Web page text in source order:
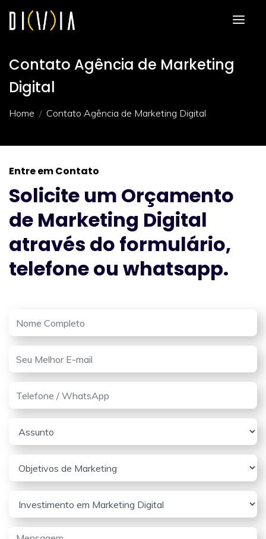
Contato Agência de Marketing
Digital
Home Contato Agência de Marketing Digital
Entre em Contato
Solicite um Orçamento
de Marketing Digital
através do formulário,
telefone ou whatsapp.